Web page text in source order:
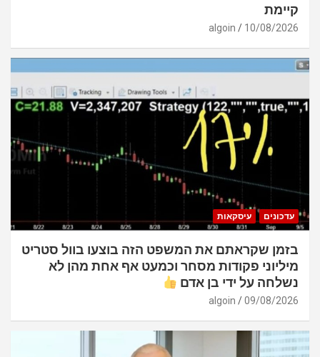
קיימת
10/08/2026
algoin
עדכונים עיסקאות
בזמן שקראתם את המשפט הזה בוצעו בוול סטריט
מיליוני פקודות מסחר וכמעט אף אחת מהן לא
נשלחה על ידי בן אדם
09/08/2026
algoin